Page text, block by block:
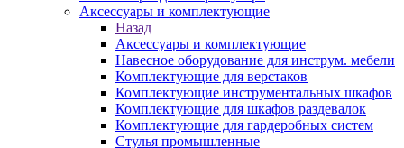
Аксессуары и комплектующие
Назад
Аксессуары и комплектующие
Навесное оборудование для инструм. мебели
Комплектующие для верстаков
Комплектующие инструментальных шкафов
Комплектующие для шкафов раздевалок
Комплектующие для гардеробных систем
Стулья промышленные